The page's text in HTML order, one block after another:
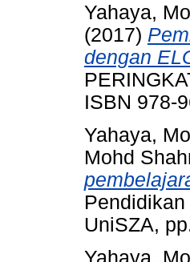
Yahaya,
(2017)
dengan
ISBN 978-
Yahaya,
Mohd
UniSZA,
Yahaya,